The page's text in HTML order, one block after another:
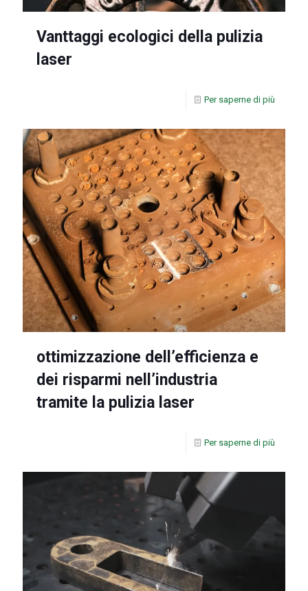
Vanttaggi ecologici della pulizia
laser
Per saperne di più
ottimizzazione dell’efficienza e
dei risparmi nell’industria
tramite la pulizia laser
Per saperne di più